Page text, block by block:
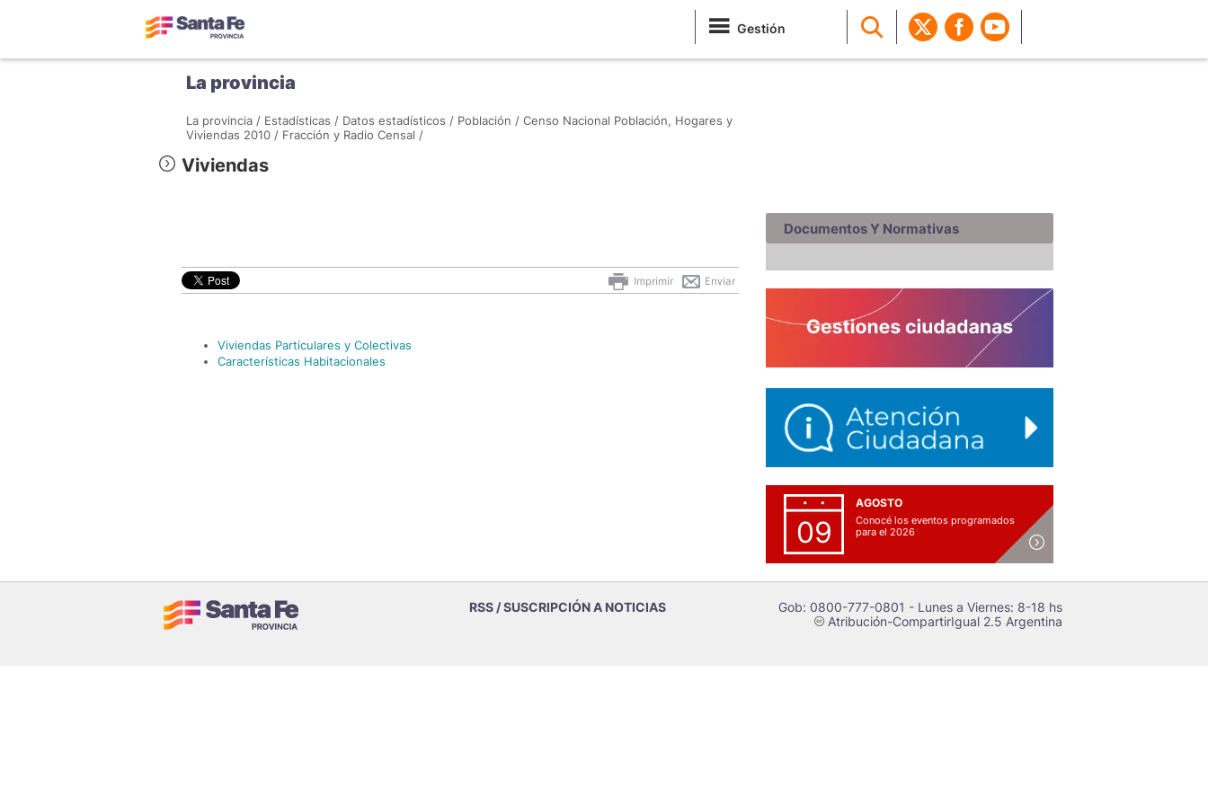
Gestión
La provincia
La provincia / Estadísticas / Datos estadísticos / Población / Censo Nacional Población, Hogares y
Viviendas 2010 / Fracción y Radio Censal /
Viviendas
Enviar
Imprimir
Viviendas Particulares y Colectivas
Características Habitacionales
Documentos Y Normativas
09
AGOSTO
Conocé los eventos programados
para el 2026
RSS / SUSCRIPCIÓN A NOTICIAS Gob: 0800-777-0801 - Lunes a Viernes: 8-18 hs
cAtribución-CompartirIgual 2.5 Argentina